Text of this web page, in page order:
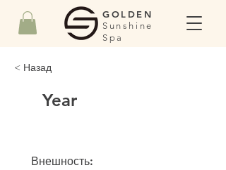
GOLDEN
Sunshine
Spa
< Назад
Year
Внешность: